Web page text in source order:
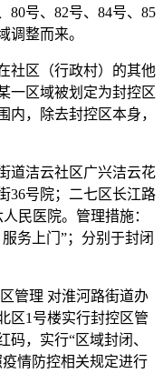
80号、82号、84号、85
调整而来。
社区（行政村）的其他
一区域被划定为封控区
内，除去封控区本身，
道洁云社区广兴洁云花
36号院；二七区长江路
民医院。管理措施：
务上门”；分别于封闭
管理 对淮河路街道办
区1号楼实行封控区管
，实行“区域封闭、
情防控相关规定进行